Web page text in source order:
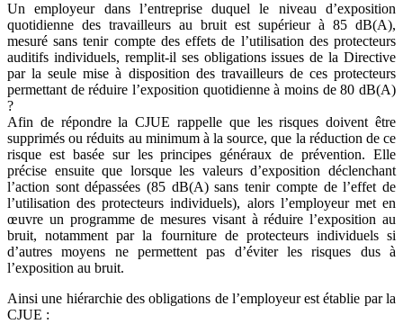
Un employeur dans l’entreprise duquel le niveau d’exposition
quotidienne des travailleurs au bruit est supérieur à 85 dB(A),
mesuré sans tenir compte des effets de l’utilisation des protecteurs
auditifs individuels, remplit-il ses obligations issues de la Directive
par la seule mise à disposition des travailleurs de ces protecteurs
permettant de réduire l’exposition quotidienne à moins de 80 dB(A)
?
Afin de répondre la CJUE rappelle que les risques doivent être
supprimés ou réduits au minimum à la source, que la réduction de ce
risque est basée sur les principes généraux de prévention. Elle
précise ensuite que lorsque les valeurs d’exposition déclenchant
l’action sont dépassées (85 dB(A) sans tenir compte de l’effet de
l’utilisation des protecteurs individuels), alors l’employeur met en
œuvre un programme de mesures visant à réduire l’exposition au
bruit, notamment par la fourniture de protecteurs individuels si
d’autres moyens ne permettent pas d’éviter les risques dus à
l’exposition au bruit.
Ainsi une hiérarchie des obligations de l’employeur est établie par la
CJUE :